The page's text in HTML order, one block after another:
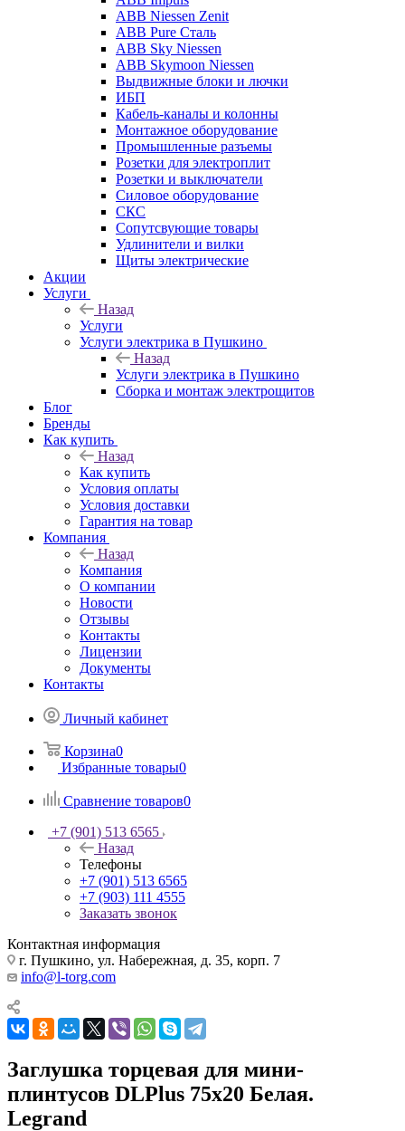
ABB Niessen Zenit
ABB Pure Сталь
ABB Sky Niessen
ABB Skymoon Niessen
Выдвижные блоки и лючки
ИБП
Кабель-каналы и колонны
Монтажное оборудование
Промышленные разъемы
Розетки для электроплит
Розетки и выключатели
Силовое оборудование
СКС
Сопутсвующие товары
Удлинители и вилки
Щиты электрические
Акции
Услуги
Назад
Услуги
Услуги электрика в Пушкино
Назад
Услуги электрика в Пушкино
Сборка и монтаж электрощитов
Блог
Бренды
Как купить
Назад
Как купить
Условия оплаты
Условия доставки
Гарантия на товар
Компания
Назад
Компания
О компании
Новости
Отзывы
Контакты
Лицензии
Документы
Контакты
Личный кабинет
Корзина0
Избранные товары0
Сравнение товаров0
+7 (901) 513 6565
Назад
Телефоны
+7 (901) 513 6565
+7 (903) 111 4555
Заказать звонок
Контактная информация
г. Пушкино, ул. Набережная, д. 35, корп. 7
info@l-torg.com
Заглушка торцевая для мини-
плинтусов DLPlus 75х20 Белая.
Legrand